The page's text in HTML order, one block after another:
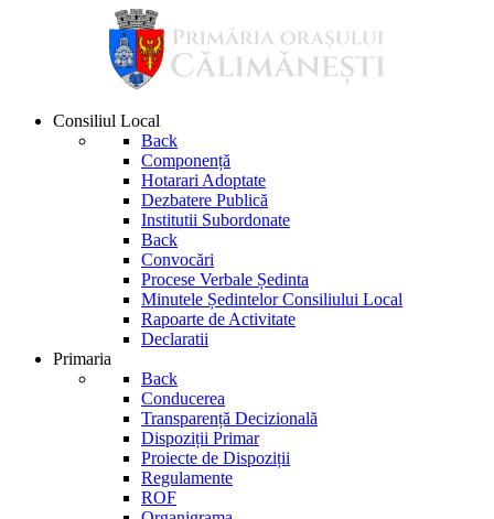
Consiliul Local
Back
Componență
Hotarari Adoptate
Dezbatere Publică
Institutii Subordonate
Back
Convocări
Procese Verbale Ședinta
Minutele Ședintelor Consiliului Local
Rapoarte de Activitate
Declaratii
Primaria
Back
Conducerea
Transparență Decizională
Dispoziții Primar
Proiecte de Dispoziții
Regulamente
ROF